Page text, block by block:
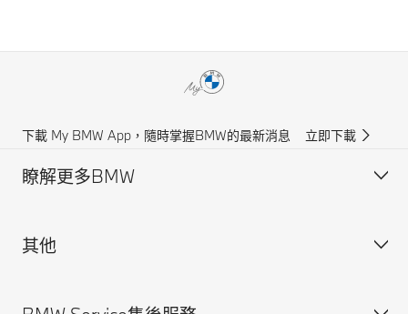
下載 My BMW App，隨時掌握BMW的最新消息 立即下載
瞭解更多BMW
獲得BMW最新消息
其他